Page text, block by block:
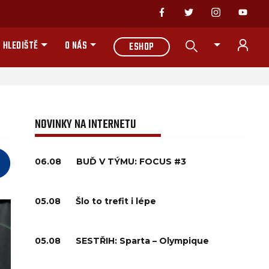
O NÁS ESHOP
NOVINKY NA INTERNETU
06.08 BUĎ V TÝMU: FOCUS #3
05.08 Šlo to trefit i lépe
05.08 SESTŘIH: Sparta – Olympique